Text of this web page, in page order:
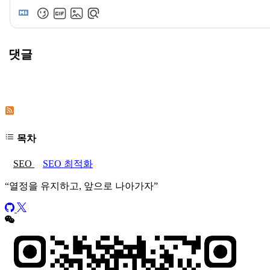
댓글
목차
SEO SEO 최적화
“열정을 유지하고, 앞으로 나아가자”